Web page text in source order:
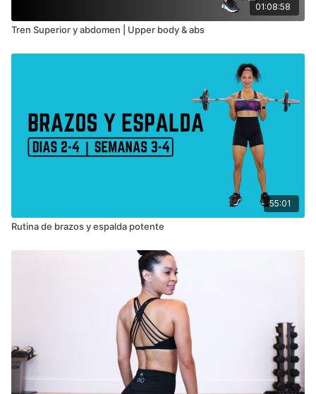
01:08:58
Tren Superior y abdomen | Upper body & abs
55:01
Rutina de brazos y espalda potente